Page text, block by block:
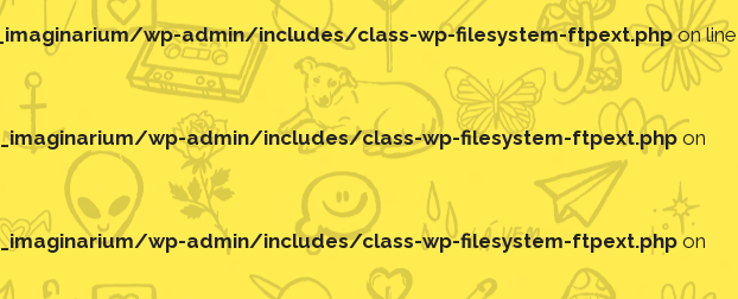
wp-admin/includes/class-wp-filesystem-ftpext.phpon line
wp-admin/includes/class-wp-filesystem-ftpext.phpon
wp-admin/includes/class-wp-filesystem-ftpext.phpon